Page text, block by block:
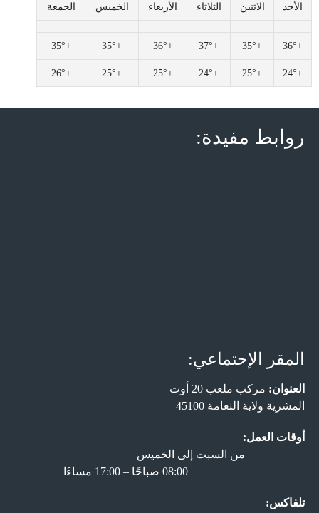
الأحد الاثنين الثلاثاء الأربعاء الخميس الجمعة
+
36°
+
35°
+
37°
+
36°
+
35°
+
35°
+
24°
+
25°
+
24°
+
25°
+
25°
+
26°
روابط مفيدة:
المقر الإحتماعي:
العنوان: مركب ملعب 20 أوت
المشرية ولاية النعامة 45100
أوقات العمل:
من السبت إلى الخميس
تلفاكس: